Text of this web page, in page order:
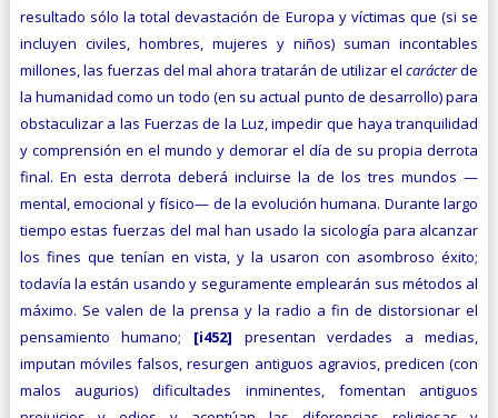
resultado sólo la total devastación de Europa y víctimas que (si se
incluyen civiles, hombres, mujeres y niños) suman incontables
millones, las fuerzas del mal ahora tratarán de utilizar elcarácterde
la humanidad como un todo (en su actual punto de desarrollo) para
obstaculizar a las Fuerzas de la Luz, impedir que haya tranquilidad
y comprensión en el mundo y demorar el día de su propia derrota
final. En esta derrota deberá incluirse la de los tres mundos —
mental, emocional y físico— de la evolución humana. Durante largo
tiempo estas fuerzas del mal han usado la sicología para alcanzar
los fines que tenían en vista, y la usaron con asombroso éxito;
todavía la están usando y seguramente emplearán sus métodos al
máximo. Se valen de la prensa y la radio a fin de distorsionar el
pensamiento humano; [i452] presentan verdades a medias,
imputan móviles falsos, resurgen antiguos agravios, predicen (con
malos augurios) dificultades inminentes, fomentan antiguos